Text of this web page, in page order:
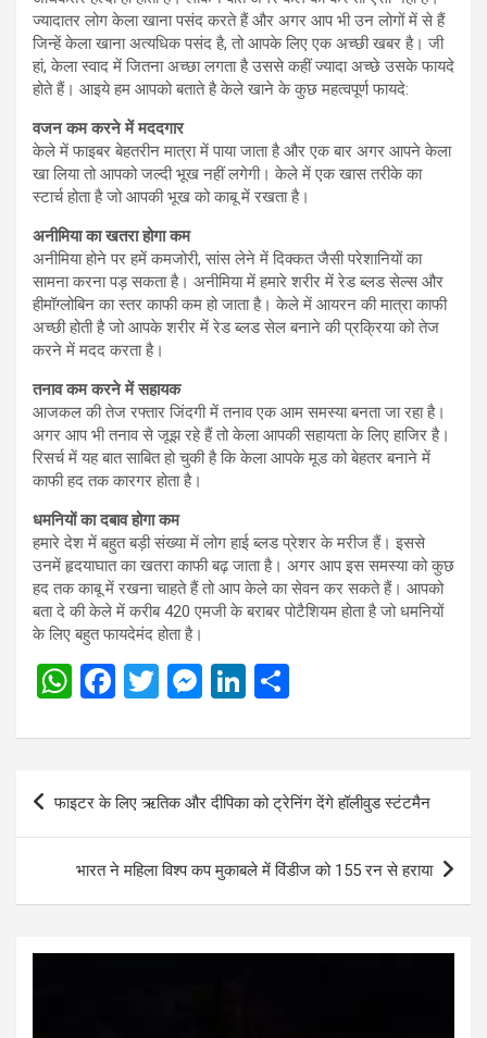
ज्यादातर लोग केला खाना पसंद करते हैं और अगर आप भी उन लोगों में से हैं
जिन्हें केला खाना अत्यधिक पसंद है, तो आपके लिए एक अच्छी खबर है। जी
हां, केला स्वाद में जितना अच्छा लगता है उससे कहीं ज्यादा अच्छे उसके फायदे
होते हैं। आइये हम आपको बताते है केले खाने के कुछ महत्वपूर्ण फायदे:
वजन कम करने में मददगार
केले में फाइबर बेहतरीन मात्रा में पाया जाता है और एक बार अगर आपने केला
खा लिया तो आपको जल्दी भूख नहीं लगेगी। केले में एक खास तरीके का
स्टार्च होता है जो आपकी भूख को काबू में रखता है।
अनीमिया का खतरा होगा कम
अनीमिया होने पर हमें कमजोरी, सांस लेने में दिक्कत जैसी परेशानियों का
सामना करना पड़ सकता है। अनीमिया में हमारे शरीर में रेड ब्लड सेल्स और
हीमॉग्लोबिन का स्तर काफी कम हो जाता है। केले में आयरन की मात्रा काफी
अच्छी होती है जो आपके शरीर में रेड ब्लड सेल बनाने की प्रक्रिया को तेज
करने में मदद करता है।
तनाव कम करने में सहायक
आजकल की तेज रफ्तार जिंदगी में तनाव एक आम समस्या बनता जा रहा है।
अगर आप भी तनाव से जूझ रहे हैं तो केला आपकी सहायता के लिए हाजिर है।
रिसर्च में यह बात साबित हो चुकी है कि केला आपके मूड को बेहतर बनाने में
काफी हद तक कारगर होता है।
धमनियों का दबाव होगा कम
हमारे देश में बहुत बड़ी संख्या में लोग हाई ब्लड प्रेशर के मरीज हैं। इससे
उनमें हृदयाघात का खतरा काफी बढ़ जाता है। अगर आप इस समस्या को कुछ
हद तक काबू में रखना चाहते हैं तो आप केले का सेवन कर सकते हैं। आपको
बता दे की केले में करीब 420 एमजी के बराबर पोटैशियम होता है जो धमनियों
के लिए बहुत फायदेमंद होता है।
W
at
A
p
p
F
ce
b
o
o
k
T
tt
er
M
se
n
g
er
Li
ke
dI
n
ar
e
Post
navigation
फाइटर के लिए ऋतिक और दीपिका को ट्रेनिंग देंगे हॉलीवुड स्टंटमैन
भारत ने महिला विश्प कप मुकाबले में विंडीज को 155 रन से हराया